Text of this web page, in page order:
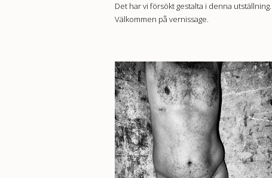
Det har vi försökt gestalta i denna utställning.
Välkommen på vernissage.